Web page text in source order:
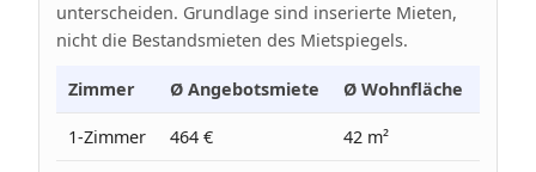
unterscheiden. Grundlage sind inserierte Mieten,
nicht die Bestandsmieten des Mietspiegels.
Zimmer Ø Angebotsmiete Ø Wohnfläche
1-Zimmer 464 € 42 m²